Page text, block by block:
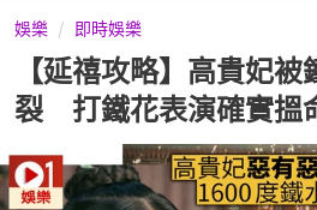
娛樂 即時娛樂
【延禧攻略】高貴妃
裂 打鐵花表演確實搵